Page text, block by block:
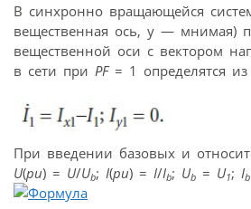
В синхронно вращающейся
вещественная ось, y — мнимая)
вещественной оси с вектором
в сети при PF= 1 определятся из
При введении базовых и
U(pu) = U/Ub; I(pu) = I/Ib; Ub = U1; Ib